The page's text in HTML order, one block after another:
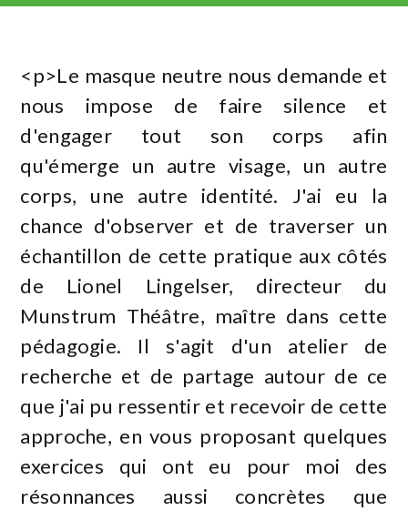
<p>Le masque neutre nous demande et
nous impose de faire silence et
d'engager tout son corps afin
qu'émerge un autre visage, un autre
corps, une autre identité. J'ai eu la
chance d'observer et de traverser un
échantillon de cette pratique aux côtés
de Lionel Lingelser, directeur du
Munstrum Théâtre, maître dans cette
pédagogie. Il s'agit d'un atelier de
recherche et de partage autour de ce
que j'ai pu ressentir et recevoir de cette
approche, en vous proposant quelques
exercices qui ont eu pour moi des
résonnances aussi concrètes que